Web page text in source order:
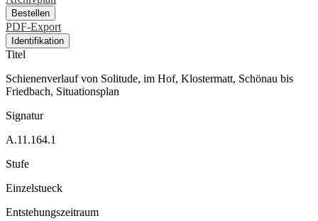
Bestellen
PDF-Export
Identifikation
Titel
Schienenverlauf von Solitude, im Hof, Klostermatt, Schönau bis
Friedbach, Situationsplan
Signatur
A.11.164.1
Stufe
Einzelstueck
Entstehungszeitraum